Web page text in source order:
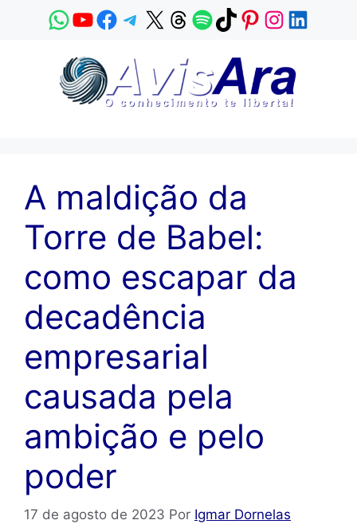
WhatsApp
YouTube
Facebook
Telegram
X Threads
Spotify
TikTok
Pinterest
Instagram
A maldição da
Torre de Babel:
como escapar da
decadência
empresarial
causada pela
ambição e pelo
poder
17 de agosto de 2023 Por Igmar Dornelas